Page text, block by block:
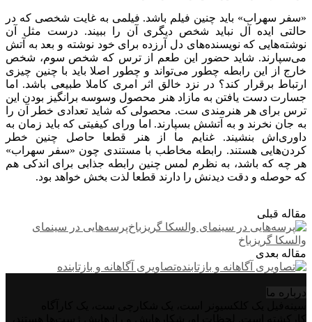
«سفر سهراب» باید چنین فیلم باشد. فیلمی به غایت شخصی که در
حالتی ایده آل نباید شخص دیگری آن را ببیند. درست مثل آن
نوشته‌هایی که نویسنده‌های دل آرزده برای خود نوشته و بعد به آتش
می‌سپارند. شاید حضور این طعم از ترس که شخص سوم، شخص
خارج از این رابطه چطور می‌تواند و چطور اصلا باید با چنین چیزی
ارتباط برقرار کند؟ در نزد خالق اثر امری کاملا طبیعی باشد. اما
جسارت دست یافتن به مازاد هنر محصول وسوسه برانگیز بودن این
ترس برای هر هنرمندی ست. محصولی که شاید تعدادی خطر آن را
به جان نخرند و به آتشش بسپارند. اما ورای کیفیتی که باید زمان به
داوری‌اش بنشیند. غنایم ما از هنر قطعا حاصل چنین خطر
کردن‌هایی هستند. رابطه مخاطب با مستندی چون «سفر سهراب»
هر چه که باشد، به نظرم لمس چنین رابطه جذابی برای اندکی هم
که حوصله و دقت دیدنش را دارند قطعا لذت بخش خواهد بود.
مقاله قبلی
پرسه‌هایی در سینمای
والسکا گریزباخ
مقاله بعدی
تصاویری آگاهانه و بازتابنده
درباره‌ ما